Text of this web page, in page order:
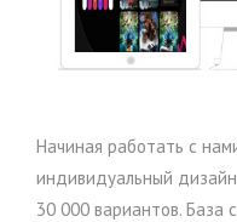
Начиная работать с
индивидуальный
30 000 вариантов. База